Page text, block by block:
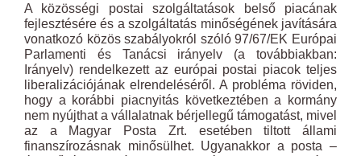
A közösségi postai szolgáltatások belső piacának
fejlesztésére és a szolgáltatás minőségének javítására
vonatkozó közös szabályokról szóló 97/67/EK Európai
Parlamenti és Tanácsi irányelv (a továbbiakban:
Irányelv) rendelkezett az európai postai piacok teljes
liberalizációjának elrendeléséről. A probléma röviden,
hogy a korábbi piacnyitás következtében a kormány
nem nyújthat a vállalatnak bérjellegű támogatást, mivel
az a Magyar Posta Zrt. esetében tiltott állami
finanszírozásnak minősülhet. Ugyanakkor a posta –